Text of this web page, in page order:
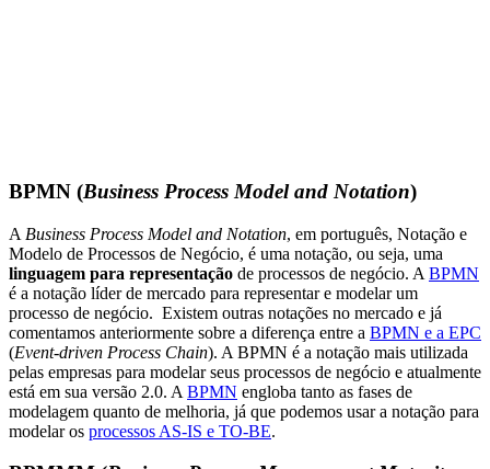
BPMN (Business Process Model and Notation)
A Business Process Model and Notation, em português, Notação e
Modelo de Processos de Negócio, é uma notação, ou seja, uma
linguagem para representação de processos de negócio. A BPMN
é a notação líder de mercado para representar e modelar um
processo de negócio. Existem outras notações no mercado e já
comentamos anteriormente sobre a diferença entre a BPMN e a EPC
(Event-driven Process Chain). A BPMN é a notação mais utilizada
pelas empresas para modelar seus processos de negócio e atualmente
está em sua versão 2.0. A BPMN engloba tanto as fases de
modelagem quanto de melhoria, já que podemos usar a notação para
modelar os processos AS-IS e TO-BE.